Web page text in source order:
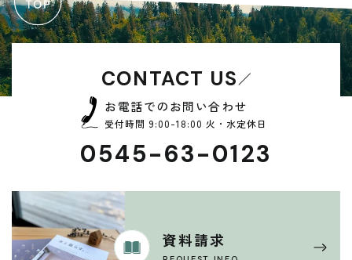
CONTACT US
お電話でのお問い合わせ
受付時間 9:00-18:00 火・水定休日
0545-63-0123
資料請求